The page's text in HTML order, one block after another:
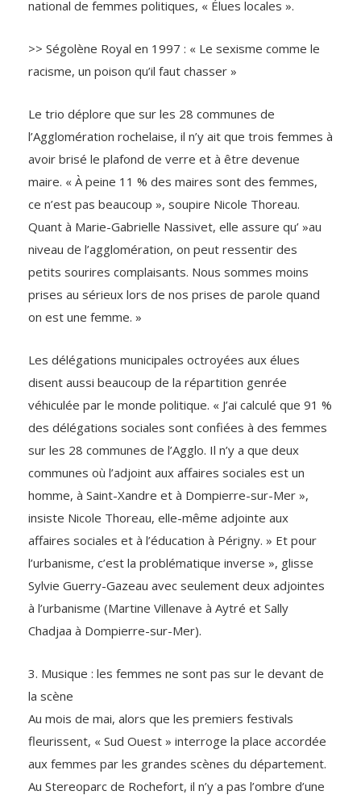
national de femmes politiques, « Élues locales ».
>> Ségolène Royal en 1997 : « Le sexisme comme le
racisme, un poison qu’il faut chasser »
Le trio déplore que sur les 28 communes de
l’Agglomération rochelaise, il n’y ait que trois femmes à
avoir brisé le plafond de verre et à être devenue
maire. « À peine 11 % des maires sont des femmes,
ce n’est pas beaucoup », soupire Nicole Thoreau.
Quant à Marie-Gabrielle Nassivet, elle assure qu’ »au
niveau de l’agglomération, on peut ressentir des
petits sourires complaisants. Nous sommes moins
prises au sérieux lors de nos prises de parole quand
on est une femme. »
Les délégations municipales octroyées aux élues
disent aussi beaucoup de la répartition genrée
véhiculée par le monde politique. « J’ai calculé que 91 %
des délégations sociales sont confiées à des femmes
sur les 28 communes de l’Agglo. Il n’y a que deux
communes où l’adjoint aux affaires sociales est un
homme, à Saint-Xandre et à Dompierre-sur-Mer »,
insiste Nicole Thoreau, elle-même adjointe aux
affaires sociales et à l’éducation à Périgny. » Et pour
l’urbanisme, c’est la problématique inverse », glisse
Sylvie Guerry-Gazeau avec seulement deux adjointes
à l’urbanisme (Martine Villenave à Aytré et Sally
Chadjaa à Dompierre-sur-Mer).
3. Musique : les femmes ne sont pas sur le devant de
la scène
Au mois de mai, alors que les premiers festivals
fleurissent, « Sud Ouest » interroge la place accordée
aux femmes par les grandes scènes du département.
Au Stereoparc de Rochefort, il n’y a pas l’ombre d’une